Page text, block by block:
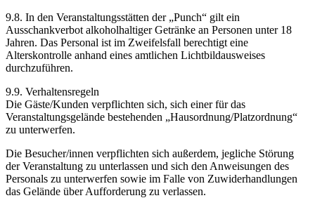
9.8. In den Veranstaltungsstätten der „Punch“ gilt ein
Ausschankverbot alkoholhaltiger Getränke an Personen unter 18
Jahren. Das Personal ist im Zweifelsfall berechtigt eine
Alterskontrolle anhand eines amtlichen Lichtbildausweises
durchzuführen.
9.9. Verhaltensregeln
Die Gäste/Kunden verpflichten sich, sich einer für das
Veranstaltungsgelände bestehenden „Hausordnung/Platzordnung“
zu unterwerfen.
Die Besucher/innen verpflichten sich außerdem, jegliche Störung
der Veranstaltung zu unterlassen und sich den Anweisungen des
Personals zu unterwerfen sowie im Falle von Zuwiderhandlungen
das Gelände über Aufforderung zu verlassen.